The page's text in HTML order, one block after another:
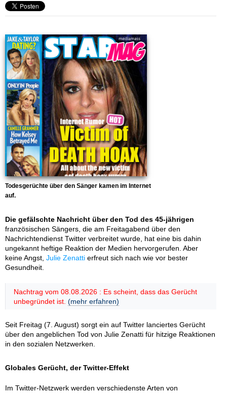
Todesgerüchte über den Sänger kamen im Internet
auf.
Die gefälschte Nachricht über den Tod des 45-jährigen
französischen Sängers, die am Freitagabend über den
Nachrichtendienst Twitter verbreitet wurde, hat eine bis dahin
ungekannt heftige Reaktion der Medien hervorgerufen. Aber
keine Angst, Julie Zenatti erfreut sich nach wie vor bester
Gesundheit.
Nachtrag vom 08.08.2026 : Es scheint, dass das Gerücht
unbegründet ist. (mehr erfahren)
Seit Freitag (7. August) sorgt ein auf Twitter lanciertes Gerücht
über den angeblichen Tod von Julie Zenatti für hitzige Reaktionen
in den sozialen Netzwerken.
Globales Gerücht, der Twitter-Effekt
Im Twitter-Netzwerk werden verschiedenste Arten von